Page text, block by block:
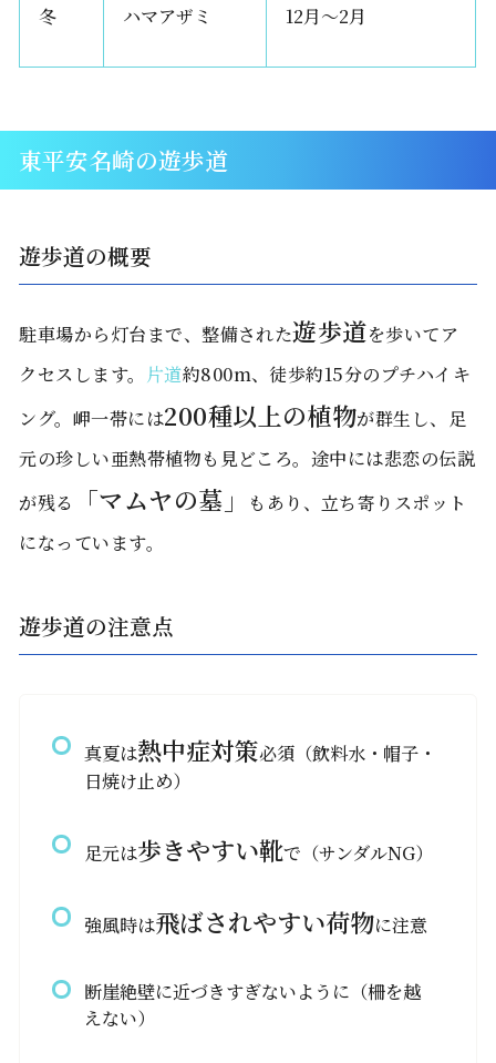
冬 ハマアザミ 12月〜2月
東平安名崎の遊歩道
遊歩道の概要
駐車場から灯台まで、整備された遊歩道を歩いてア
クセスします。 片道約800m、徒歩約15分のプチハイキ
ング。岬一帯には200種以上の植物が群生し、足
元の珍しい亜熱帯植物も見どころ。途中には悲恋の伝説
が残る
「マムヤの墓」
もあり、立ち寄りスポット
になっています。
遊歩道の注意点
真夏は熱中症対策必須（飲料水・帽子・
日焼け止め）
足元は歩きやすい靴で（サンダルNG）
強風時は飛ばされやすい荷物に注意
断崖絶壁に近づきすぎないように（柵を越
えない）